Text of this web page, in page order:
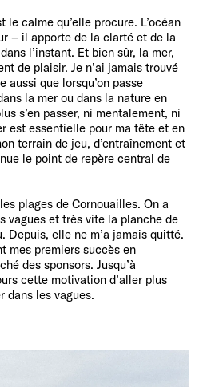
le calme qu’elle procure. L’océan
– il apporte de la clarté et de la
l’instant. Et bien sûr, la mer,
de plaisir. Je n’ai jamais trouvé
aussi que lorsqu’on passe
la mer ou dans la nature en
s’en passer, ni mentalement, ni
est essentielle pour ma tête et en
terrain de jeu, d’entraînement et
le point de repère central de
plages de Cornouailles. On a
vagues et très vite la planche de
Depuis, elle ne m’a jamais quitté.
mes premiers succès en
des sponsors. Jusqu’à
cette motivation d’aller plus
dans les vagues.